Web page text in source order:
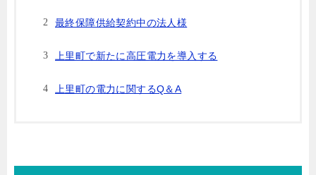
最終保障供給契約中の法人様
上里町で新たに高圧電力を導入する
上里町の電力に関するQ＆A